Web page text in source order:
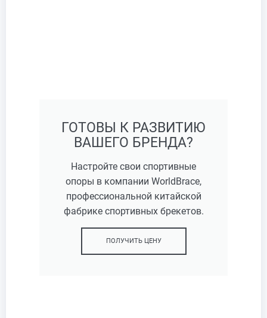
ГОТОВЫ К РАЗВИТИЮ
ВАШЕГО БРЕНДА?
Настройте свои спортивные
опоры в компании WorldBrace,
профессиональной китайской
фабрике спортивных брекетов.
ПОЛУЧИТЬ ЦЕНУ